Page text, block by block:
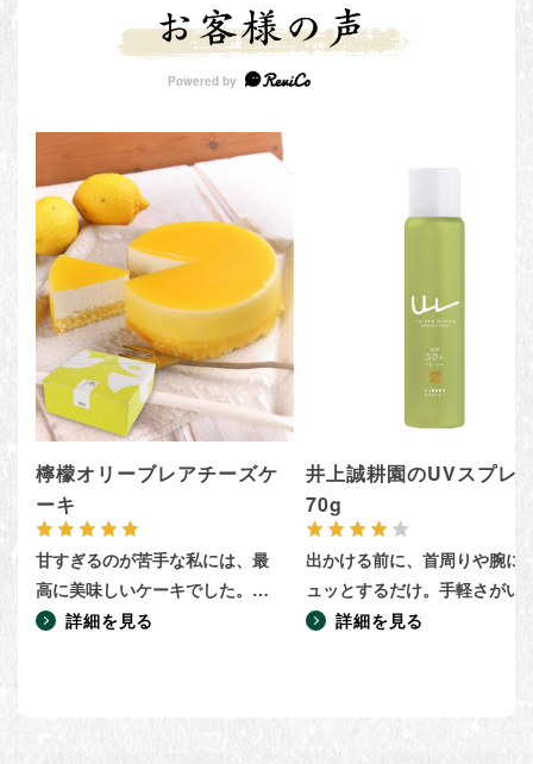
檸檬オリーブレアチーズケ
ーキ
詳細を見る
甘すぎるのが苦手な私には、最
高に美味しいケーキでした。2
個買って大正解。1/8 では もの
井上誠耕園のUVスプレ
70g
詳細を見る
出かける前に、首周りや腕に
ュッとするだけ。手軽さがい
です。ただ、ちょっと白く残